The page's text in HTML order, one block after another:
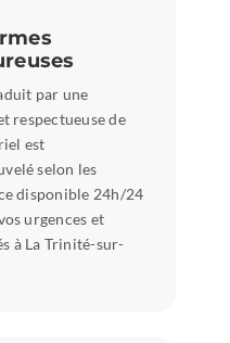
par une
respectueuse de
est
selon les
disponible 24h/24
urgences et
à La Trinité-sur-